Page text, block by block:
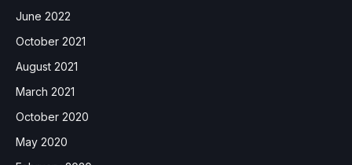
June 2022
October 2021
August 2021
March 2021
October 2020
May 2020